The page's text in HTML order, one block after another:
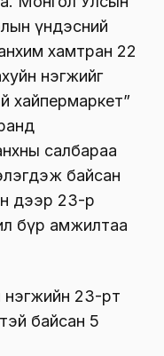
үндэсний
хамтран 22
нэгжийг
хайпермаркет”
салбараа
байсан
дээр 23-р
бүр амжилтаа
23-рт
байсан 5